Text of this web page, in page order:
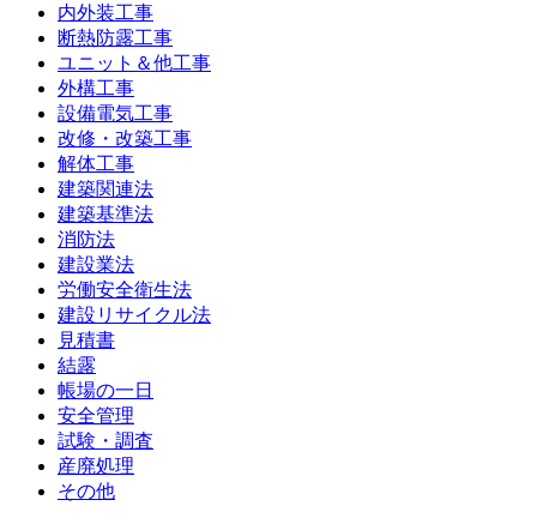
内外装工事
断熱防露工事
ユニット＆他工事
外構工事
設備電気工事
改修・改築工事
解体工事
建築関連法
建築基準法
消防法
建設業法
労働安全衛生法
建設リサイクル法
見積書
結露
帳場の一日
安全管理
試験・調査
産廃処理
その他